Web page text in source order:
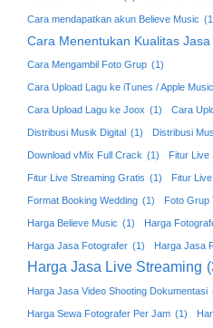
Cara mendapatkan akun Believe Music
Cara Menentukan Kualitas
Cara Mengambil Foto Grup (1)
Cara Upload Lagu ke iTunes / Apple Music
Cara Upload Lagu ke Joox (1) Cara
Distribusi Musik Digital (1) Distribusi
Download vMix Full Crack (1) Fitur Live
Fitur Live Streaming Gratis (1) Fitur
Format Booking Wedding (1) Foto Grup
Harga Believe Music (1) Harga
Harga Jasa Fotografer (1) Harga Jasa
Harga Jasa Live Streaming
Harga Jasa Video Shooting Dokumentasi
Harga Sewa Fotografer Per Jam (1)